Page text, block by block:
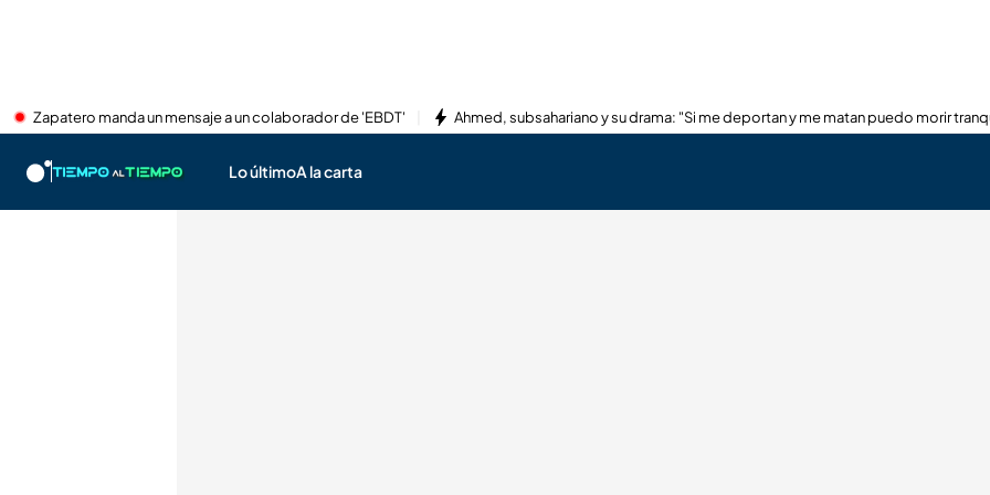
Zapatero manda un mensaje a un colaborador de 'EBDT' Ahmed, subsahariano y su drama: "Si me deportan y me matan puedo morir
Lo últimoA la carta